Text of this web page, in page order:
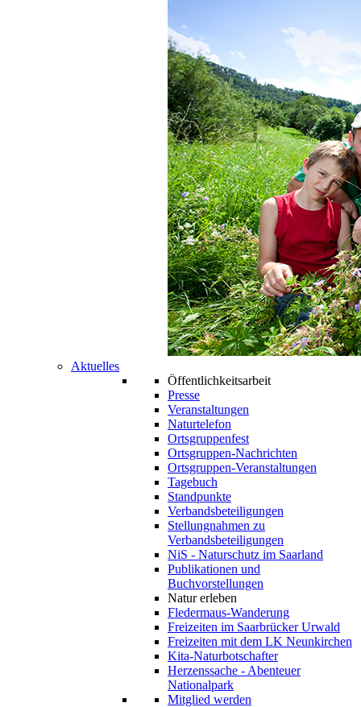
Aktuelles
Öffentlichkeitsarbeit
Presse
Veranstaltungen
Naturtelefon
Ortsgruppenfest
Ortsgruppen-Nachrichten
Ortsgruppen-Veranstaltungen
Tagebuch
Standpunkte
Verbandsbeteiligungen
Stellungnahmen zu
Verbandsbeteiligungen
NiS - Naturschutz im Saarland
Publikationen und
Buchvorstellungen
Natur erleben
Fledermaus-Wanderung
Freizeiten im Saarbrücker Urwald
Freizeiten mit dem LK Neunkirchen
Kita-Naturbotschafter
Herzenssache - Abenteuer
Nationalpark
Mitglied werden